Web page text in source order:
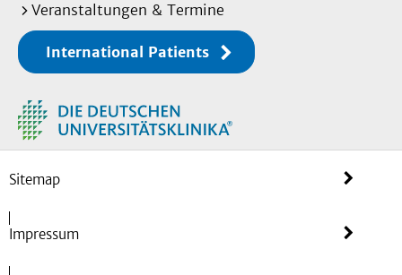
Veranstaltungen & Termine
International Patients
Sitemap
Impressum